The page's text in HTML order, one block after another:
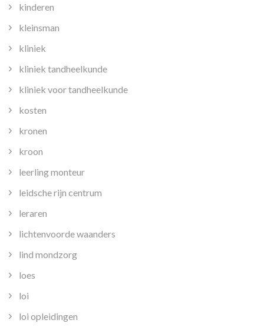
kinderen
kleinsman
kliniek
kliniek tandheelkunde
kliniek voor tandheelkunde
kosten
kronen
kroon
leerling monteur
leidsche rijn centrum
leraren
lichtenvoorde waanders
lind mondzorg
loes
loi
loi opleidingen